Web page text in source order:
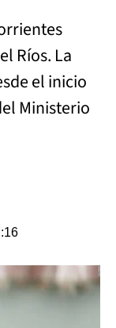
Ríos. La
el inicio
Ministerio